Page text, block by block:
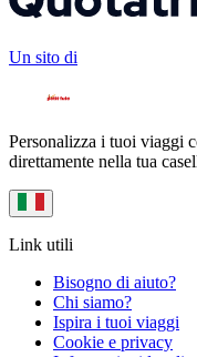
Un sito di
Personalizza i tuoi viaggi
direttamente nella tua
Link utili
Bisogno di aiuto?
Chi siamo?
Ispira i tuoi viaggi
Cookie e privacy